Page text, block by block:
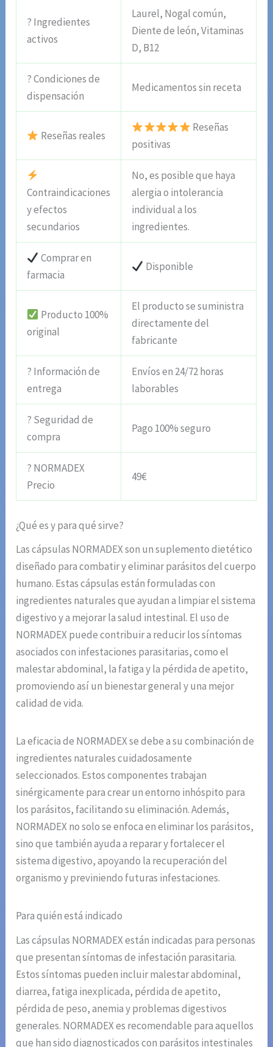
? Ingredientes
activos
Laurel, Nogal común,
Diente de león, Vitaminas
D, B12
? Condiciones de
dispensación
Medicamentos sin receta
Reseñas reales
Reseñas
positivas
Contraindicaciones
y efectos
secundarios
No, es posible que haya
alergia o intolerancia
individual a los
ingredientes.
Comprar en
farmacia
Disponible
Producto 100%
original
El producto se suministra
directamente del
fabricante
? Información de
entrega
Envíos en 24/72 horas
laborables
? Seguridad de
compra
Pago 100% seguro
? NORMADEX
Precio
49€
¿Qué es y para qué sirve?
Las cápsulas NORMADEX son un suplemento dietético
diseñado para combatir y eliminar parásitos del cuerpo
humano. Estas cápsulas están formuladas con
ingredientes naturales que ayudan a limpiar el sistema
digestivo y a mejorar la salud intestinal. El uso de
NORMADEX puede contribuir a reducir los síntomas
asociados con infestaciones parasitarias, como el
malestar abdominal, la fatiga y la pérdida de apetito,
promoviendo así un bienestar general y una mejor
calidad de vida.
La eficacia de NORMADEX se debe a su combinación de
ingredientes naturales cuidadosamente
seleccionados. Estos componentes trabajan
sinérgicamente para crear un entorno inhóspito para
los parásitos, facilitando su eliminación. Además,
NORMADEX no solo se enfoca en eliminar los parásitos,
sino que también ayuda a reparar y fortalecer el
sistema digestivo, apoyando la recuperación del
organismo y previniendo futuras infestaciones.
Para quién está indicado
Las cápsulas NORMADEX están indicadas para personas
que presentan síntomas de infestación parasitaria.
Estos síntomas pueden incluir malestar abdominal,
diarrea, fatiga inexplicada, pérdida de apetito,
pérdida de peso, anemia y problemas digestivos
generales. NORMADEX es recomendable para aquellos
que han sido diagnosticados con parásitos intestinales